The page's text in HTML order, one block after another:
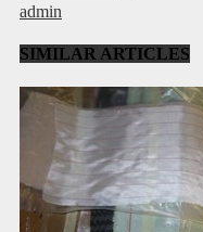
admin
SIMILAR ARTICLES